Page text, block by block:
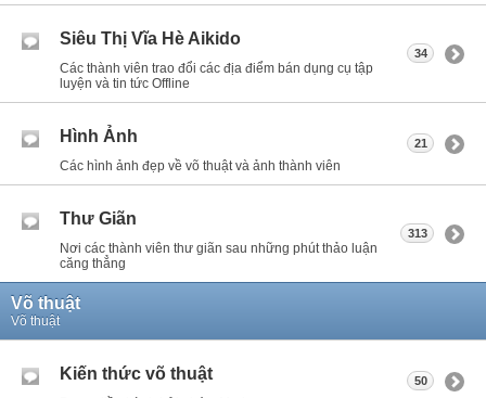
Siêu Thị Vĩa Hè Aikido
Các thành viên trao đổi các địa điểm bán dụng cụ tập
luyện và tin tức Offline
34
Hình Ảnh
Các hình ảnh đẹp về võ thuật và ảnh thành viên
21
Thư Giãn
Nơi các thành viên thư giãn sau những phút thảo luận
căng thẳng
313
Võ thuật
Võ thuật
Kiến thức võ thuật 50